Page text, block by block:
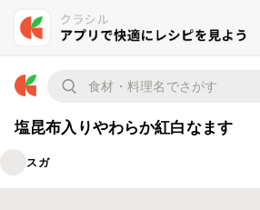
塩昆布入りやわらか紅白なます
スガ